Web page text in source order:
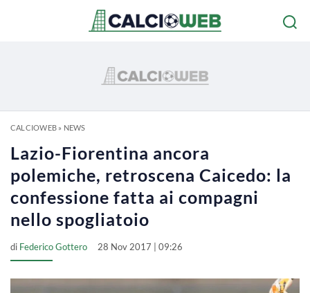
CALCIOWEB» NEWS
Lazio-Fiorentina ancora
polemiche, retroscena Caicedo: la
confessione fatta ai compagni
nello spogliatoio
di Federico Gottero 28 Nov 2017 | 09:26